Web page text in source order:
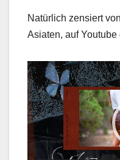
Natürlich zensiert
Asiaten, auf Youtube
Video
Player